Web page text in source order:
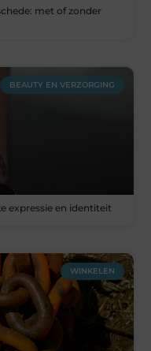
met of zonder
BEAUTY EN VERZORGING
expressie en identiteit
WINKELEN